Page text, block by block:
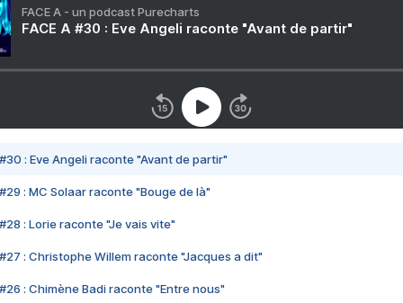
FACE A - un podcast Purecharts
FACE A #30 : Eve Angeli raconte "Avant de partir"
#30 : Eve Angeli raconte "Avant de partir"
#29 : MC Solaar raconte "Bouge de là"
#28 : Lorie raconte "Je vais vite"
#27 : Christophe Willem raconte "Jacques a dit"
#26 : Chimène Badi raconte "Entre nous"